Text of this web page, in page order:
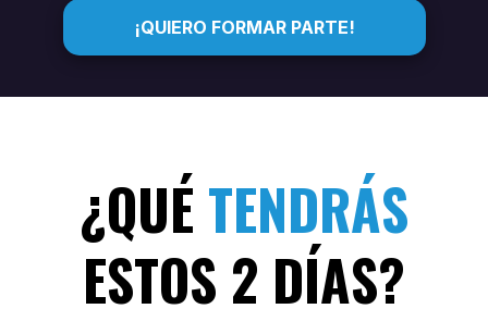
¡QUIERO FORMAR PARTE!
¿QUÉ TENDRÁS
ESTOS 2 DÍAS?